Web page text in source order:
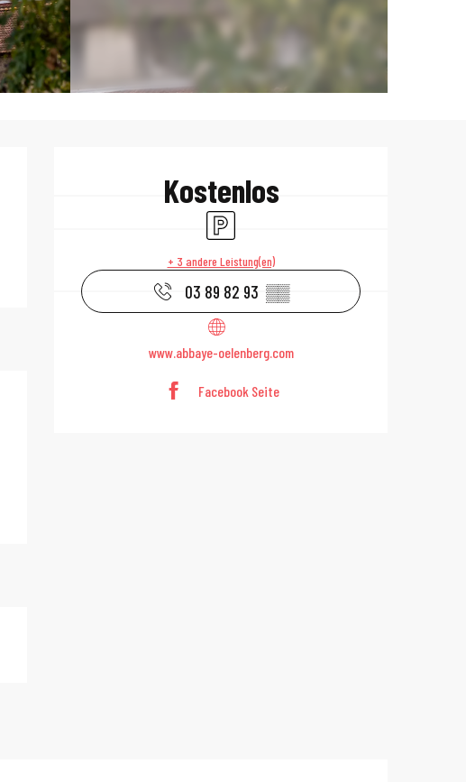
Öffnungszeiten
Kostenlos
Parkplatz
+ 3 andere Leistung(en)
03 89 82 93 ▒▒
www.abbaye-oelenberg.com
Facebook Seite